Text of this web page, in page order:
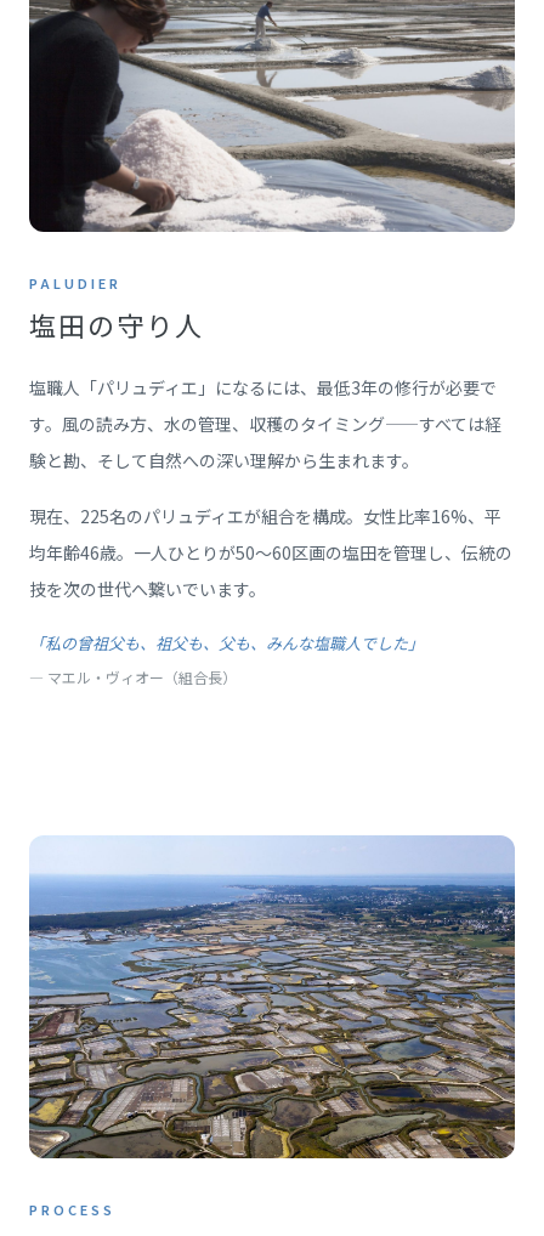
PALUDIER
塩田の守り人
塩職人「パリュディエ」になるには、最低3年の修行が必要で
す。風の読み方、水の管理、収穫のタイミング——すべては経
験と勘、そして自然への深い理解から生まれます。
現在、225名のパリュディエが組合を構成。女性比率16%、平
均年齢46歳。一人ひとりが50〜60区画の塩田を管理し、伝統の
技を次の世代へ繋いでいます。
「私の曾祖父も、祖父も、父も、みんな塩職人でした」
— マエル・ヴィオー（組合長）
PROCESS